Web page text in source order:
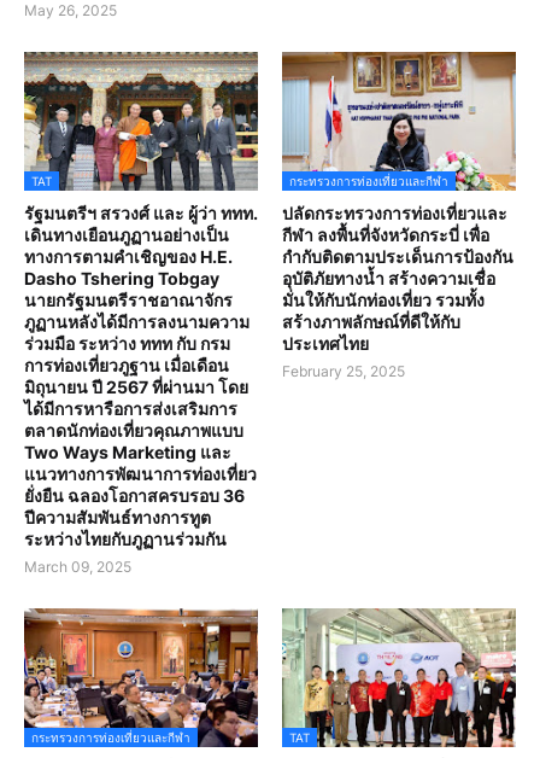
May 26, 2025
TAT
รัฐมนตรีฯ สรวงศ์ และ ผู้ว่า ททท.
เดินทางเยือนภูฏานอย่างเป็น
ทางการตามคำเชิญของ H.E.
Dasho Tshering Tobgay
นายกรัฐมนตรีราชอาณาจักร
ภูฏานหลังได้มีการลงนามความ
ร่วมมือ ระหว่าง ททท กับ กรม
การท่องเที่ยวภูฐาน เมื่อเดือน
มิถุนายน ปี 2567 ที่ผ่านมา โดย
ได้มีการหารือการส่งเสริมการ
ตลาดนักท่องเที่ยวคุณภาพแบบ
Two Ways Marketing และ
แนวทางการพัฒนาการท่องเที่ยว
ยั่งยืน ฉลองโอกาสครบรอบ 36
ปีความสัมพันธ์ทางการทูต
ระหว่างไทยกับภูฏานร่วมกัน
March 09, 2025
กระทรวงการท่องเที่ยวและกีฬา
ปลัดกระทรวงการท่องเที่ยวและ
กีฬา ลงพื้นที่จังหวัดกระบี่ เพื่อ
กำกับติดตามประเด็นการป้องกัน
อุบัติภัยทางน้ำ สร้างความเชื่อ
มั่นให้กับนักท่องเที่ยว รวมทั้ง
สร้างภาพลักษณ์ที่ดีให้กับ
ประเทศไทย
February 25, 2025
กระทรวงการท่องเที่ยวและกีฬา TAT